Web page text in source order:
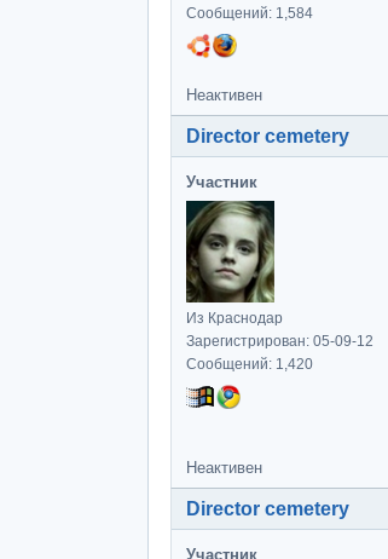
Сообщений: 1,584
Неактивен
Director cemetery
Участник
Из Краснодар
Зарегистрирован: 05-09-12
Сообщений: 1,420
Неактивен
Director cemetery
Участник